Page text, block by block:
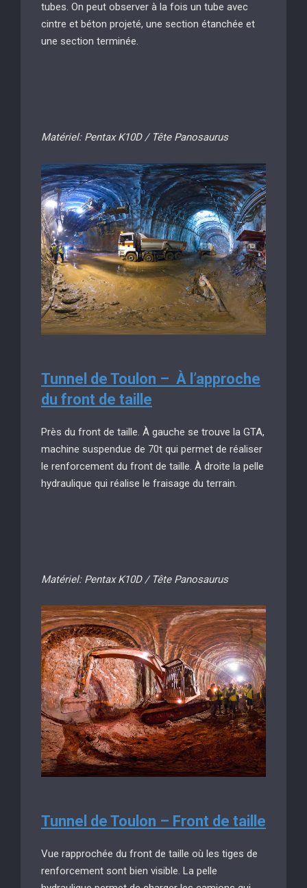
tubes. On peut observer à la fois un tube avec
cintre et béton projeté, une section étanchée et
une section terminée.
Matériel: Pentax K10D / Tête Panosaurus
Tunnel de Toulon – À l’approche
du front de taille
Près du front de taille. À gauche se trouve la GTA,
machine suspendue de 70t qui permet de réaliser
le renforcement du front de taille. À droite la pelle
hydraulique qui réalise le fraisage du terrain.
Matériel: Pentax K10D / Tête Panosaurus
Tunnel de Toulon – Front de taille
Vue rapprochée du front de taille où les tiges de
renforcement sont bien visible. La pelle